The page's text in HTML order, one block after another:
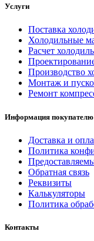
Услуги
Поставка
Холодильные
Расчет
Производство
Монтаж и
Ремонт
Информация покупателю
Доставка и
Политика
Обратная связь
Реквизиты
Калькуляторы
Политика
Контакты